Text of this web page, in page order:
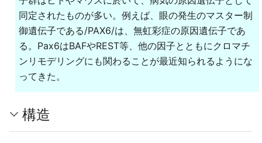
同定されたものが多い。例えば、眼の発生のマスター制
御遺伝子である/PAX6/は、無虹彩症の原因遺伝子であ
る。Pax6はBAFやREST等、他の因子とともにクロマチ
ンリモデリングにも関わることが最近知られるようにな
ってきた。
構造